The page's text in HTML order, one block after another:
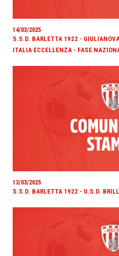
14/03/2025
S.S.D. BARLETTA 1922 -
ITALIA ECCELLENZA - FASE
13/03/2025
S.S.D. BARLETTA 1922 - U.S.D.